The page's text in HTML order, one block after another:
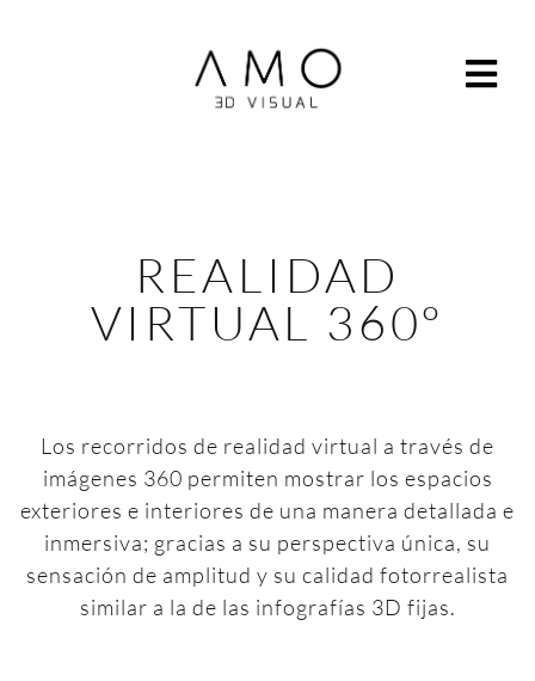
REALIDAD
VIRTUAL 360º
Los recorridos de realidad virtual a través de
imágenes 360 permiten mostrar los espacios
exteriores e interiores de una manera detallada e
inmersiva; gracias a su perspectiva única, su
sensación de amplitud y su calidad fotorrealista
similar a la de las infografías 3D fijas.